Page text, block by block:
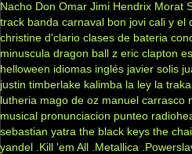
Nacho Don Omar Jimi Hendrix Morat
track banda carnaval bon jovi cali y el
christine d'clario clases de bateria
minuscula dragon ball z eric clapton
helloween idiomas inglés javier solis
justin timberlake kalimba la ley la
lutheria mago de oz manuel carrasco
musical pronunciacion punteo
sebastian yatra the black keys the
yandel .Kill 'em All .Metallica